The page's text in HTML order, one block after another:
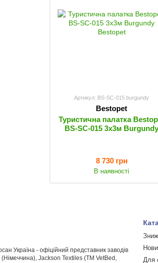
Артикул: BS-SC-015 burgundy
Bestopet
Туристична палатка
BS-SC-015 3х3м
8 730 грн
В наявності
Україна - офіційний представник заводів
Jackson Textiles (ТМ VetBed,
Для